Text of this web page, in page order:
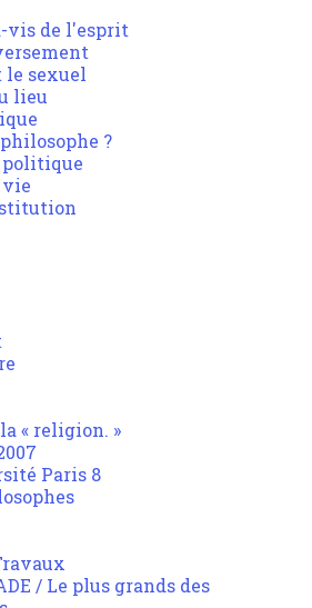
vis de l'esprit
le sexuel
lieu
?
politique
vie
« religion. »
Paris 8
/ Le plus grands des